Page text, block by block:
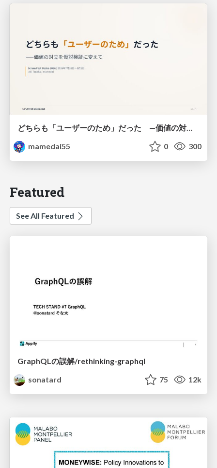
どちらも「ユーザーのため」だった —価値の対立を仮説検証に変えて #Scrumfest Osaka 2026
mamedai55
0 300
Featured
See All Featured
GraphQLの誤解/rethinking-graphql
sonatard
75 12k